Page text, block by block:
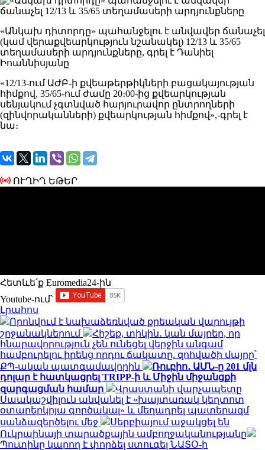
«Անկախ դիտորդը» պահանջելու է անվավեր ճանաչել
(կամ վերաքվեարկություն նշանակել) 12/13 և 35/65
տեղամասերի արդյունքները, գրել է Դանիել
Իոաննիսյանը
«12/13-ում ԱԺԲ-ի քվեաթերթիկների բացակայության
հիմքով, 35/65-ում ժամը 20։00-ից քվեարկության
սենյակում չգտնված հարյուրավոր ընտրողների
(զինվորականների) քվեարկության հիմքով»,-գրել է
նա։
ՈՒՂԻՂ ԵԹԵՐ
Հետևե՛ք Euromedia24-ին
Youtube-ում`
Լրահոս
Որոնվում է նախաձեռնված քրեական վարույթի
շրջանակներում
Հիշեք, տիկին․ կան մայրեր, որ
հնարավորություն չեն ունեցել վերջին անգամ
համբուրելու իրենց որդու ճակատը. զոհվածի մայրը՝
ՔՊ-ական պատգամավորին
Ռուբիո․ ԱՄՆ-ը 201 մլն
դոլար է հատկացրել TRIPP-ի և Միջին միջանցքի
զարգացման համար
Վրաստանի վարչապետը
Սաակաշվիլուն անվանել է «խայտառակ կեղտոտ
օտարերկրյա գործակալ» և մեղադրել պատերազմ
սանձազերծելու մեջ
Սերբիայում աջակցել են
Ուկրաինայի տարածքային ամբողջականությանը
Պուտինը կարող է փորձել ստուգել ՆԱՏՕ-ի